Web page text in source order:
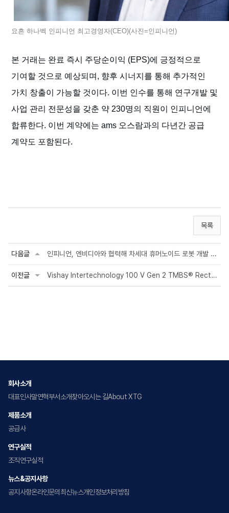
요흔 하나벡 인피니언 최고경영자(CEO)(사진=인피니언)
본 거래는 완료 즉시 주당순이익 (EPS)에 긍정적으로
기여할 것으로 예상되며, 향후 시너지를 통해 추가적인
가치 창출이 가능할 것이다. 이번 인수를 통해 연구개발 및
사업 관리 전문성을 갖춘 약 230명의 직원이 인피니언에
합류한다. 이번 계약에는 ams 오스람과의 다년간 공급
계약도 포함된다.
목록
다음글 인피니언, 엔비디아와 협력해 차세대 휴머노이드 로봇 개발 가속화
이전글 Vishay Intertechnology 100 V Gen 2 TMBS® Rectifier Modules Deliver Forward Vol...
회사소개
대표인사말연혁부서소개찾아오시는 길About XTG
제품소개
공급사
연구실적
조직연구실적
뉴스&공지사항
공지사항온라인문의최신뉴스개인정보처리방침